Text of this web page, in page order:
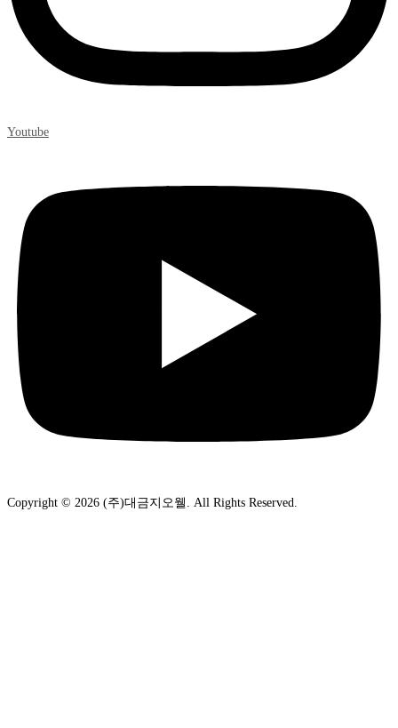
Youtube
Copyright © 2026 (주)대금지오웰. All Rights Reserved.